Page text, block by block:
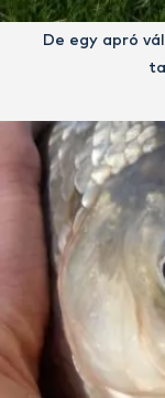
De egy apró